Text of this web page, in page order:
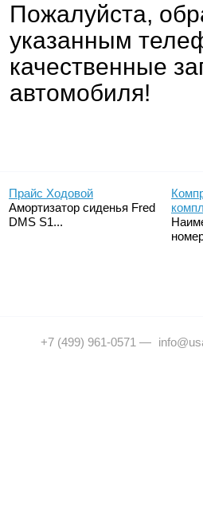
Пожалуйста,
указанным
качественные
автомобиля!
Прайс Ходовой
Амортизатор сиденья Fred
DMS S1...
+7 (499) 961-0571 —